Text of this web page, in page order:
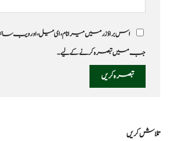
اس براؤزر میں میرا نام، ای میل، اور ویب سائٹ
جب میں تبصرہ کرنے کےلیے۔
تلاش کریں